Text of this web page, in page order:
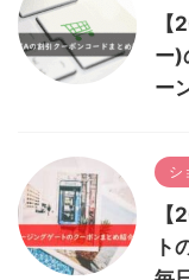
ー)
ー
シ
ト